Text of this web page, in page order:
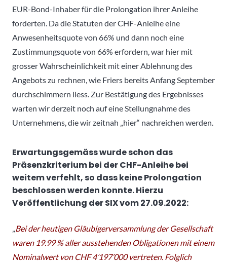
EUR-Bond-Inhaber für die Prolongation ihrer Anleihe
forderten. Da die Statuten der CHF-Anleihe eine
Anwesenheitsquote von 66% und dann noch eine
Zustimmungsquote von 66% erfordern, war hier mit
grosser Wahrscheinlichkeit mit einer Ablehnung des
Angebots zu rechnen, wie Friers bereits Anfang September
durchschimmern liess. Zur Bestätigung des Ergebnisses
warten wir derzeit noch auf eine Stellungnahme des
Unternehmens, die wir zeitnah „hier“ nachreichen werden.
Erwartungsgemäss wurde schon das
Präsenzkriterium bei der CHF-Anleihe bei
weitem verfehlt, so dass keine Prolongation
beschlossen werden konnte. Hierzu
Veröffentlichung der SIX vom 27.09.2022:
„Bei der heutigen Gläubigerversammlung der Gesellschaft
waren 19.99 % aller ausstehenden Obligationen mit einem
Nominalwert von CHF 4’197’000 vertreten. Folglich